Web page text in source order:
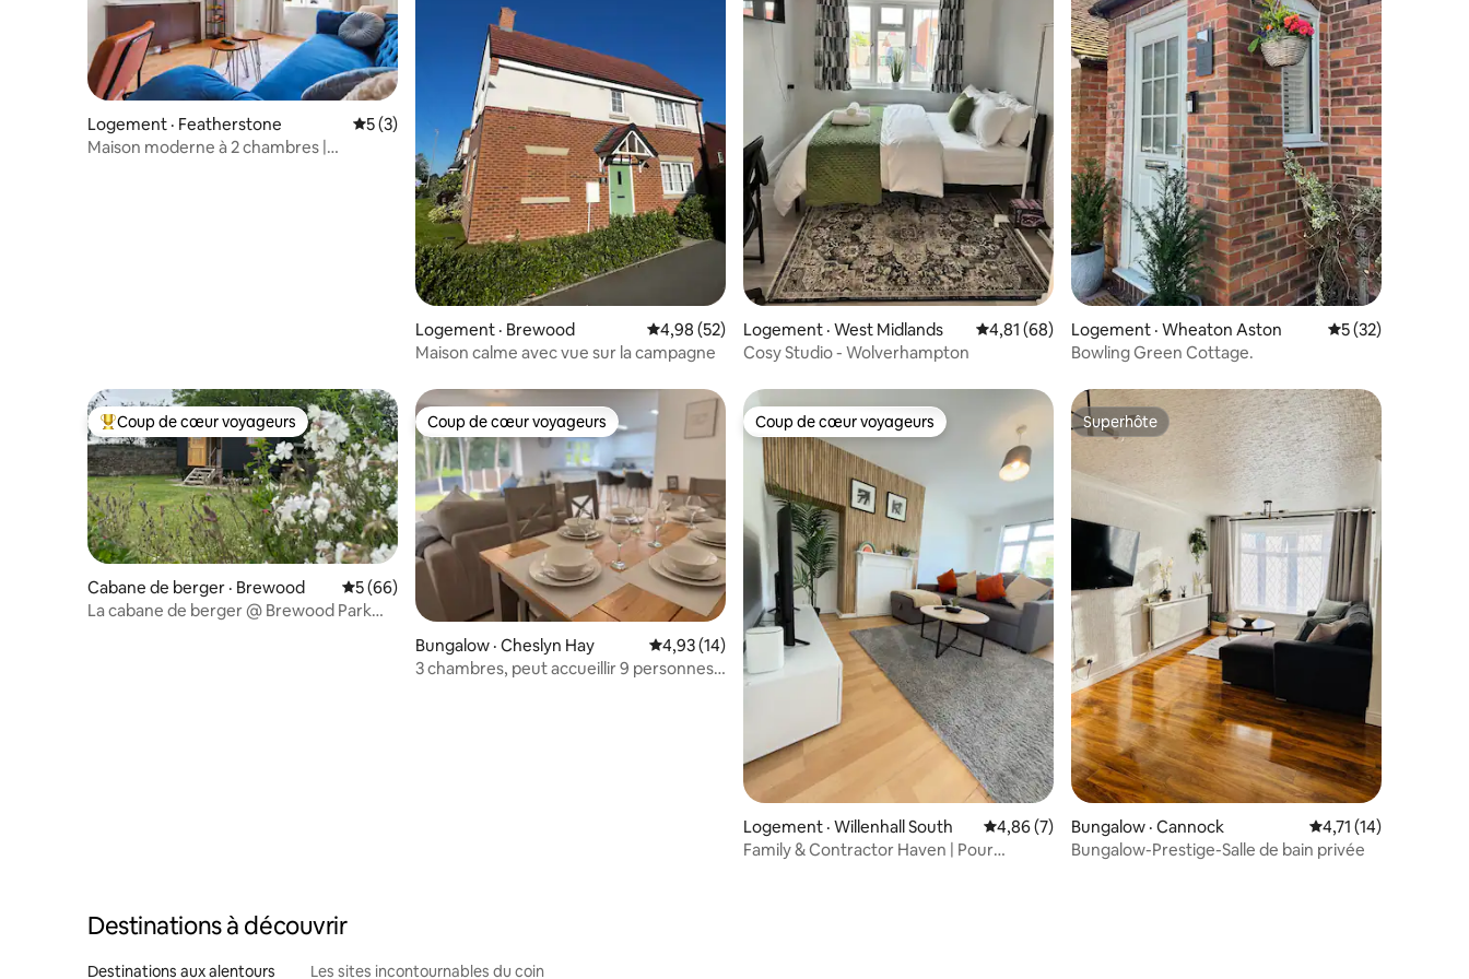
Logement · Featherstone Note moyenne de 5 sur 5, 3 commentaires
5 (3)
Maison moderne à 2 chambres |
Logement · Brewood Note moyenne de 4,98 sur 5, 52 commentaires
4,98 (52)
Maison calme avec vue sur la campagne
Logement · West Midlands Note moyenne de 4,81 sur 5, 68 commentaires
4,81 (68)
Cosy Studio - Wolverhampton
Logement · Wheaton Aston Note moyenne de
5 (32)
Bowling Green Cottage.
Coup de cœur voyageurs parmi les plus aimés
Coup de cœur voyageurs
Cabane de berger · Brewood Note moyenne de 5 sur 5, 66 commentaires
5 (66)
La cabane de berger @ Brewood Park
Coup de cœur voyageurs
Coup de cœur voyageurs
Bungalow · Cheslyn Hay Note moyenne de 4,93 sur 5, 14 commentaires
4,93 (14)
3 chambres, peut accueillir 9 personnes,
Coup de cœur voyageurs
Coup de cœur voyageurs
Logement · Willenhall South Note moyenne de 4,86 sur 5, 7 commentaires
4,86 (7)
Family & Contractor Haven | Pour
Superhôte
Superhôte
Bungalow · Cannock Note moyenne de
4,71 (14)
Bungalow-Prestige-Salle de bain privée
Destinations à découvrir
Destinations aux alentours Les sites incontournables du coin